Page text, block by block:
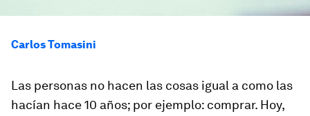
Carlos Tomasini
Las personas no hacen las cosas igual a como las
hacían hace 10 años; por ejemplo: comprar. Hoy,